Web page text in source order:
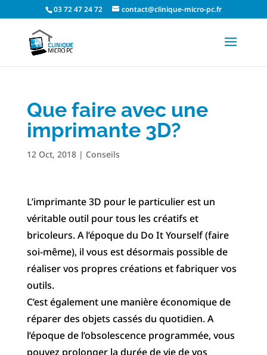
03 72 47 24 72 contact@clinique-micro-pc.fr
Que faire avec une
imprimante 3D?
12 Oct, 2018| Conseils
L’imprimante 3D pour le particulier est un
véritable outil pour tous les créatifs et
bricoleurs. A l’époque du Do It Yourself (faire
soi-même), il vous est désormais possible de
réaliser vos propres créations et fabriquer vos
outils.
C’est également une manière économique de
réparer des objets cassés du quotidien. A
l’époque de l’obsolescence programmée, vous
pouvez prolonger la durée de vie de vos